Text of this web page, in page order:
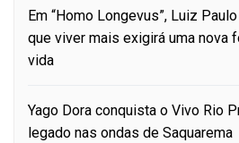
Em “Homo Longevus”, Luiz
que viver mais exigirá uma nova
vida
Yago Dora conquista o Vivo Rio
legado nas ondas de Saquarema